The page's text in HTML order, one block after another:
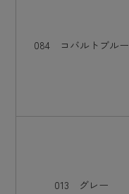
084 コバルトブルー
013 グレー